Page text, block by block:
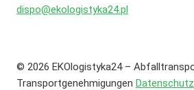
dispo@ekologistyka24.pl
© 2026 EKOlogistyka24 –
Transportgenehmigungen